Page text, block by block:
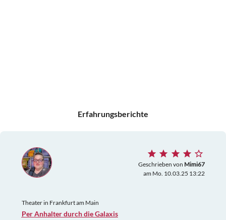
Erfahrungsberichte
Geschrieben von Mimi67
am Mo. 10.03.25 13:22
Theater in Frankfurt am Main
Per Anhalter durch die Galaxis